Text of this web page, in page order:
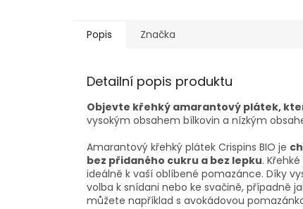
Popis Značka
Detailní popis produktu
Objevte křehký amarantový plátek,
vysokým obsahem bílkovin a nízkým
Amarantový křehký plátek Crispins BIO je
bez přidaného cukru a bez lepku.
ideálně k vaší oblíbené pomazánce. Díky
volba k snídani nebo ke svačině, případně
můžete například s avokádovou